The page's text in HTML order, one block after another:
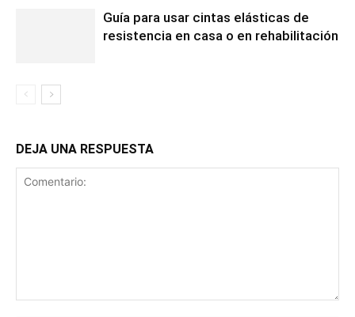
Guía para usar cintas elásticas de
resistencia en casa o en rehabilitación
DEJA UNA RESPUESTA